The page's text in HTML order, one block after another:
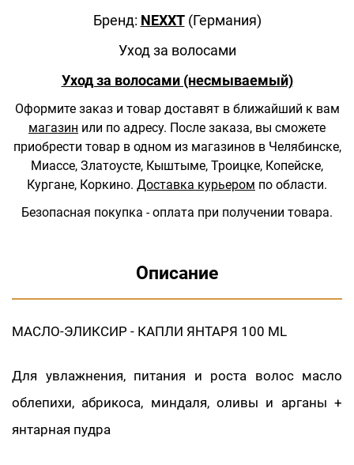
Бренд: NEXXT (Германия)
Уход за волосами
Уход за волосами (несмываемый)
Оформите заказ и товар доставят в ближайший к вам
магазин или по адресу. После заказа, вы сможете
приобрести товар в одном из магазинов в Челябинске,
Миассе, Златоусте, Кыштыме, Троицке, Копейске,
Кургане, Коркино. Доставка курьером по области.
Безопасная покупка - оплата при получении товара.
Описание
МАСЛО-ЭЛИКСИР - КАПЛИ ЯНТАРЯ 100 ML
Для увлажнения, питания и роста волос масло
облепихи, абрикоса, миндаля, оливы и арганы +
янтарная пудра